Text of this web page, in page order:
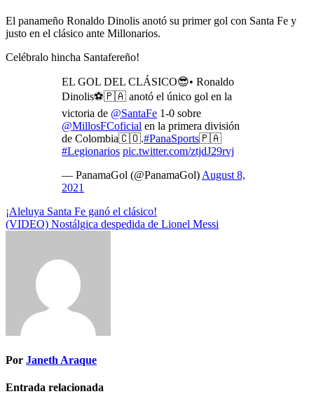
El panameño Ronaldo Dinolis anotó su primer gol con Santa Fe y
justo en el clásico ante Millonarios.
Celébralo hincha Santafereño!
EL GOL DEL CLÁSICO😎• Ronaldo
Dinolis⚽️🇵🇦 anotó el único gol en la
victoria de @SantaFe 1-0 sobre
@MillosFCoficial en la primera división
de Colombia🇨🇴.#PanaSports🇵🇦
#Legionarios pic.twitter.com/ztjdJ29rvj
— PanamaGol (@PanamaGol)August 8,
2021
Navegación
de
¡Aleluya Santa Fe ganó el clásico!
(VIDEO) Nostálgica despedida de Lionel Messi
Por Janeth Araque
Entrada relacionada